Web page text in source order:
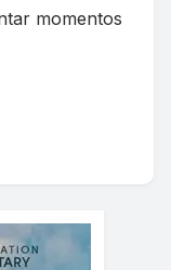
momentos